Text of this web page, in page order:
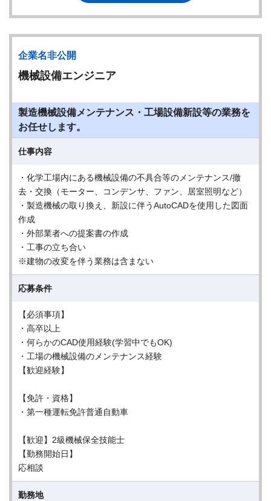
企業名非公開
機械設備エンジニア
製造機械設備メンテナンス・工場設備新設等の業務を
お任せします。
仕事内容
・化学工場内にある機械設備の不具合等のメンテナンス/撤
去・交換（モーター、コンデンサ、ファン、居室照明など）
・製造機械の取り換え、新設に伴うAutoCADを使用した図面
作成
・外部業者への提案書の作成
・工事の立ち合い
※建物の改変を伴う業務は含まない
応募条件
【必須事項】
・高卒以上
・何らかのCAD使用経験(学習中でもOK)
・工場の機械設備のメンテナンス経験
【歓迎経験】
【免許・資格】
・第一種運転免許普通自動車
【歓迎】2級機械保全技能士
【勤務開始日】
応相談
勤務地